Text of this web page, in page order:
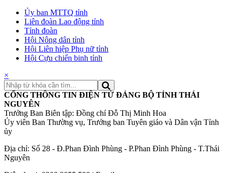
Ủy ban MTTQ tỉnh
Liên đoàn Lao động tỉnh
Tỉnh đoàn
Hội Nông dân tỉnh
Hội Liên hiệp Phụ nữ tỉnh
Hội Cựu chiến binh tỉnh
×
CỔNG THÔNG TIN ĐIỆN TỬ ĐẢNG BỘ TỈNH THÁI
NGUYÊN
Trưởng Ban Biên tập: Đồng chí Đỗ Thị Minh Hoa
Ủy viên Ban Thường vụ, Trưởng ban Tuyên giáo và Dân vận Tỉnh
ủy
Địa chỉ: Số 28 - Đ.Phan Đình Phùng - P.Phan Đình Phùng - T.Thái
Nguyên